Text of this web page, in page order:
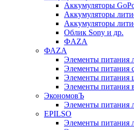
Аккумуляторы
Аккумуляторы
Аккумуляторы
Облик Sony и др.
ФAZA
ФАZA
Элементы
Элементы питания
Элементы
Элементы питания
ЭкономовЪ
Элементы питания
EPILSO
Элементы питания